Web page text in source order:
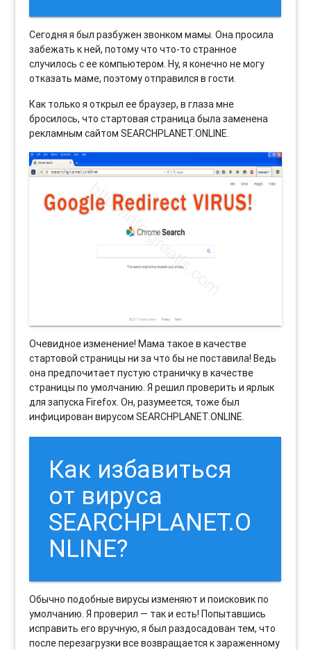
Сегодня я был разбужен звонком мамы. Она просила
забежать к ней, потому что что-то странное
случилось с ее компьютером. Ну, я конечно не могу
отказать маме, поэтому отправился в гости.
Как только я открыл ее браузер, в глаза мне
бросилось, что стартовая страница была заменена
рекламным сайтом SEARCHPLANET.ONLINE.
Очевидное изменение! Мама такое в качестве
стартовой страницы ни за что бы не поставила! Ведь
она предпочитает пустую страничку в качестве
страницы по умолчанию. Я решил проверить и ярлык
для запуска Firefox. Он, разумеется, тоже был
инфицирован вирусом SEARCHPLANET.ONLINE.
Как избавиться
от вируса
SEARCHPLANET.O
NLINE?
Обычно подобные вирусы изменяют и поисковик по
умолчанию. Я проверил — так и есть! Попытавшись
исправить его вручную, я был раздосадован тем, что
после перезагрузки все возвращается к зараженному